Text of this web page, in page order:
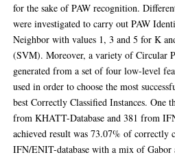
for the sake of PAW recognition.
were investigated to carry out PAW
Neighbor with values 1, 3 and 5 for K
(SVM). Moreover, a variety of Circular
generated from a set of four low-level
used in order to choose the most
best Correctly Classiﬁed Instances. One
from KHATT-Database and 381 from
achieved result was 73.07% of correctly
IFN/ENIT-database with a mix of